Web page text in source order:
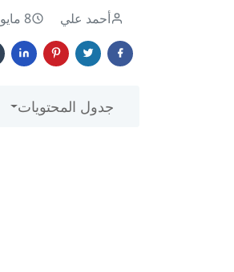
أحمد علي 8 مايو, 2026
جدول المحتويات